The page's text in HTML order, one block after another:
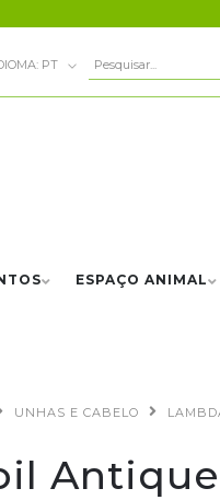
PT
ESPAÇO ANIMAL
UNHAS E CABELO